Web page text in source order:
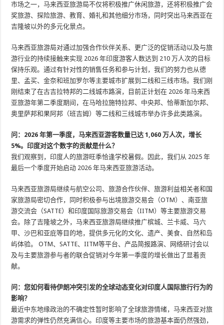
市场之一，马来西亚旅游局不仅将积极推广休闲旅游，还将积极推广会
奖旅游、探险旅游、教育、婚礼和其他细分市场，同时突出马来西亚在
吉隆坡以外的多元化景点。
马来西亚旅游局对通过加强合作伙伴关系、更广泛的促销活动以及与旅
游行业的持续接触来实现 2026 年印度游客人数达到 210 万人次的目标
保持乐观。通过有针对性的销售任务和参与计划，我们的努力也从德
里、孟买、金奈和班加罗尔等主要城市扩展到二线和三线市场。我们刚
刚结束了在古吉拉特邦的二线城市路演，目前正计划在 2026 年马来西
亚旅游年第二季度期间，在马哈拉施特拉邦、中央邦、恰蒂斯加尔邦、
奥里萨邦和果阿邦（班吉姆）等二线和三线城市举办许多此类路演。
问：2026 年第一季度，马来西亚游客数量已达 1,060 万人次，增长
5%。印度对这个数字的贡献是什么？
我们观察到，印度人的旅游旺季恰逢学校暑假。因此，我们从 2025 年
最后一个季度开始启动 2026 年马来西亚旅游活动。
马来西亚旅游局继续与航空公司、旅游合作伙伴、旅游利益相关者和国
家旅游局密切合作，同时积极参与出境旅游交易会（OTM）、南亚旅
游交流会（SATTE）和印度国际旅游交易会（IITM）等主要旅游交易
会。除了吉隆坡之外，马来西亚旅游局继续推广槟城、兰卡威、马六
甲、沙巴和亚庇等目的地，提供多元化的文化、遗产、美食、自然和岛
屿体验。 OTM、SATTE、IITM等平台、产品简报路演、网络研讨会以
及与主要旅游参与者的联合促销对今年第一季度的增长做出了显着贡
献。
问：您如何看待伊朗冲突引发的全球动态变化对印度人国际旅行行为的
影响？
最近中东地缘政治的不确定性暂时影响了全球旅游情绪，马来西亚对旅
游需求的弹性仍然充满信心。印度等主要市场的旅游基本面仍然强劲，